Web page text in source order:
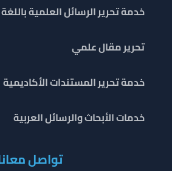
خدمة تحرير الرسائل العلمية باللغة
تحرير مقال علمي
خدمة تحرير المستندات الأكاديمية
خدمات الأبحاث والرسائل العربية
تواصل